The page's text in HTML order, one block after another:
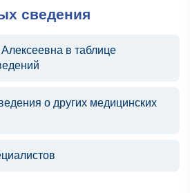
сведения
в таблице
о других медицинских